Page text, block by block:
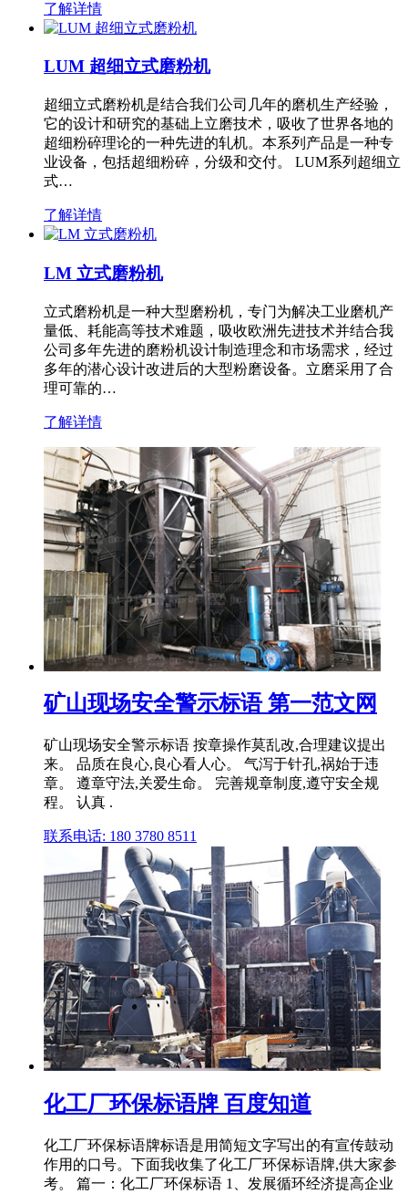
了解详情
LUM 超细立式磨粉机
超细立式磨粉机是结合我们公司几年的磨机生产经验，
它的设计和研究的基础上立磨技术，吸收了世界各地的
超细粉碎理论的一种先进的轧机。本系列产品是一种专
业设备，包括超细粉碎，分级和交付。 LUM系列超细立
式…
了解详情
LM 立式磨粉机
立式磨粉机是一种大型磨粉机，专门为解决工业磨机产
量低、耗能高等技术难题，吸收欧洲先进技术并结合我
公司多年先进的磨粉机设计制造理念和市场需求，经过
多年的潜心设计改进后的大型粉磨设备。立磨采用了合
理可靠的…
了解详情
矿山现场安全警示标语 第一范文网
矿山现场安全警示标语 按章操作莫乱改,合理建议提出
来。 品质在良心,良心看人心。 气泻于针孔,祸始于违
章。 遵章守法,关爱生命。 完善规章制度,遵守安全规
程。 认真 .
联系电话: 180 3780 8511
化工厂环保标语牌 百度知道
化工厂环保标语牌标语是用简短文字写出的有宣传鼓动
作用的口号。下面我收集了化工厂环保标语牌,供大家参
考。 篇一：化工厂环保标语 1、发展循环经济提高企业